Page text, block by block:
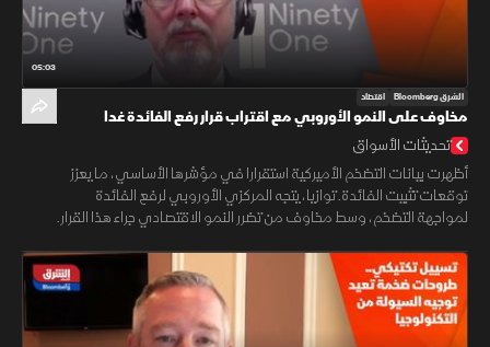
05:03
الشرق Bloomberg اقتصاد
مخاوف على النمو الأوروبي مع اقتراب قرار رفع الفائدة غدا
تحديثات الأسواق
أظهرت بيانات التضخم الأميركية استقرارا في مؤشرها الأساسي، ما يعزز
توقعات تثبيت الفائدة. توازيا، يتجه المركزي الأوروبي لرفع الفائدة
لمواجهة التضخم، وسط مخاوف من تضرر النمو الاقتصادي جراء هذا القرار.